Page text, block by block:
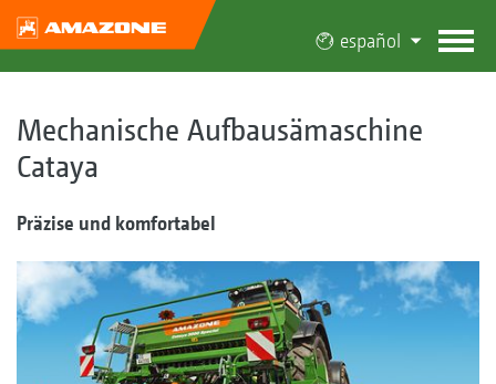
español
Mechanische Aufbausämaschine
Cataya
Präzise und komfortabel